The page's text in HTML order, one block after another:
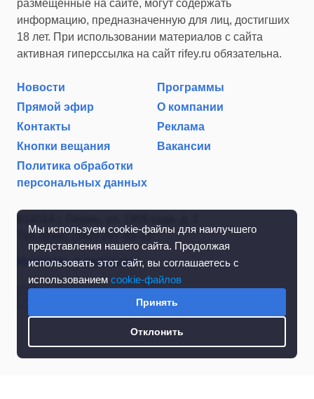
Мы используем cookie-файлы для наилучшего
представления нашего сайта. Продолжая
использовать этот сайт, вы соглашаетесь с
использованием cookie-файлов
Принять
Отклонить
размещенные на сайте, могут содержать
информацию, предназначенную для лиц, достигших
18 лет. При использовании материалов с сайта
активная гиперссылка на сайт rifey.ru обязательна.
Новости
Программы
Прямой эфир
О компании
Контакты
Реклама
Кнопки вещания
Вакансии
Политика обработки
персональных данных
Тел./факс: (342) 267-85-35
Написать в редакцию